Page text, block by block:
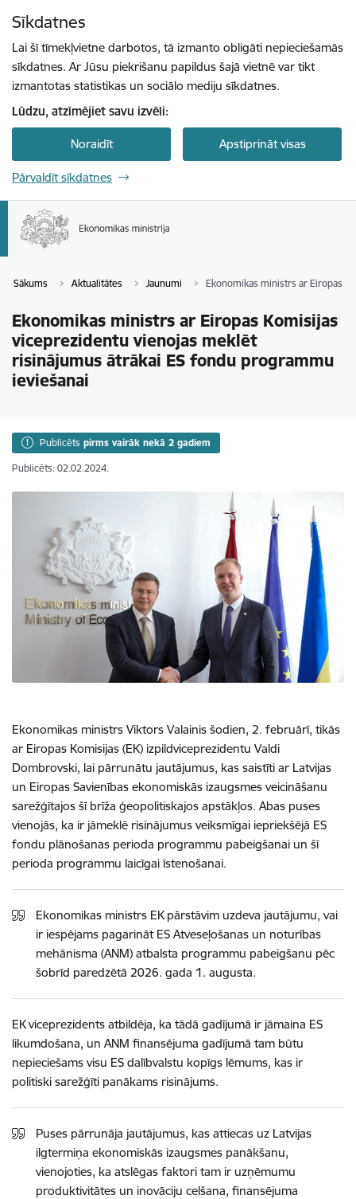
Sīkdatnes
Lai šī tīmekļvietne darbotos, tā izmanto obligāti nepieciešamās
sīkdatnes. Ar Jūsu piekrišanu papildus šajā vietnē var tikt
izmantotas statistikas un sociālo mediju sīkdatnes.
Lūdzu, atzīmējiet savu izvēli:
Noraidīt Apstiprināt visas
Pārvaldīt sīkdatnes
Sākums Aktualitātes Jaunumi Ekonomikas ministrs ar Eiropas
Ekonomikas ministrs ar Eiropas Komisijas
viceprezidentu vienojas meklēt
risinājumus ātrākai ES fondu programmu
ieviešanai
Publicēts pirms vairāk nekā 2 gadiem
Publicēts: 02.02.2024.
Ekonomikas ministrs Viktors Valainis šodien, 2. februārī, tikās
ar Eiropas Komisijas (EK) izpildviceprezidentu Valdi
Dombrovski, lai pārrunātu jautājumus, kas saistīti ar Latvijas
un Eiropas Savienības ekonomiskās izaugsmes veicināšanu
sarežģītajos šī brīža ģeopolitiskajos apstākļos. Abas puses
vienojās, ka ir jāmeklē risinājumus veiksmīgai iepriekšējā ES
fondu plānošanas perioda programmu pabeigšanai un šī
perioda programmu laicīgai īstenošanai.
Ekonomikas ministrs EK pārstāvim uzdeva jautājumu, vai
ir iespējams pagarināt ES Atveseļošanas un noturības
mehānisma (ANM) atbalsta programmu pabeigšanu pēc
šobrīd paredzētā 2026. gada 1. augusta.
EK viceprezidents atbildēja, ka tādā gadījumā ir jāmaina ES
likumdošana, un ANM finansējuma gadījumā tam būtu
nepieciešams visu ES dalībvalstu kopīgs lēmums, kas ir
politiski sarežģīti panākams risinājums.
Puses pārrunāja jautājumus, kas attiecas uz Latvijas
ilgtermiņa ekonomiskās izaugsmes panākšanu,
vienojoties, ka atslēgas faktori tam ir uzņēmumu
produktivitātes un inovāciju celšana, finansējuma